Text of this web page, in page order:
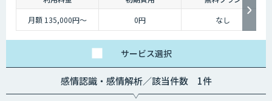
月額 135,000円〜
0円 なし
サービス選択
感情認識・感情解析／該当件数 1件